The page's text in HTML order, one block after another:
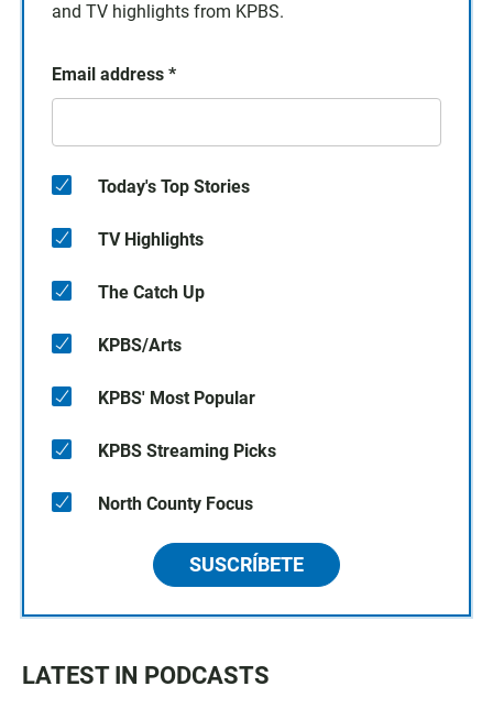
and TV highlights from KPBS.
Email address *
Today's Top Stories
TV Highlights
The Catch Up
KPBS/Arts
KPBS' Most Popular
KPBS Streaming Picks
North County Focus
SUSCRÍBETE
LATEST IN PODCASTS